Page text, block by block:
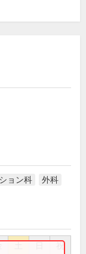
ョン科
外科
祝